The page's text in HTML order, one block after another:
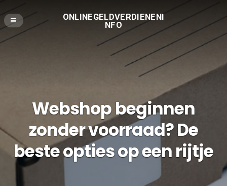
ONLINEGELDVERDIENENI
NFO
Webshop beginnen
zonder voorraad? De
beste opties op een rijtje